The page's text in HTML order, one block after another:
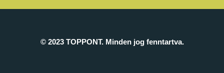
© 2023 TOPPONT. Minden jog fenntartva.